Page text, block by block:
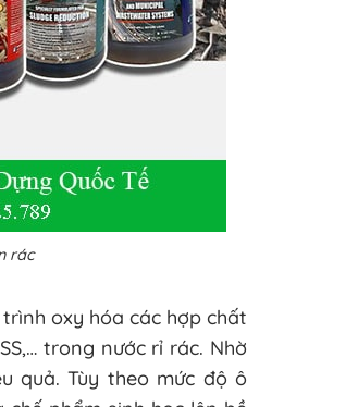
rác
oxy hóa các hợp chất
trong nước rỉ rác. Nhờ
quả. Tùy theo mức độ ô